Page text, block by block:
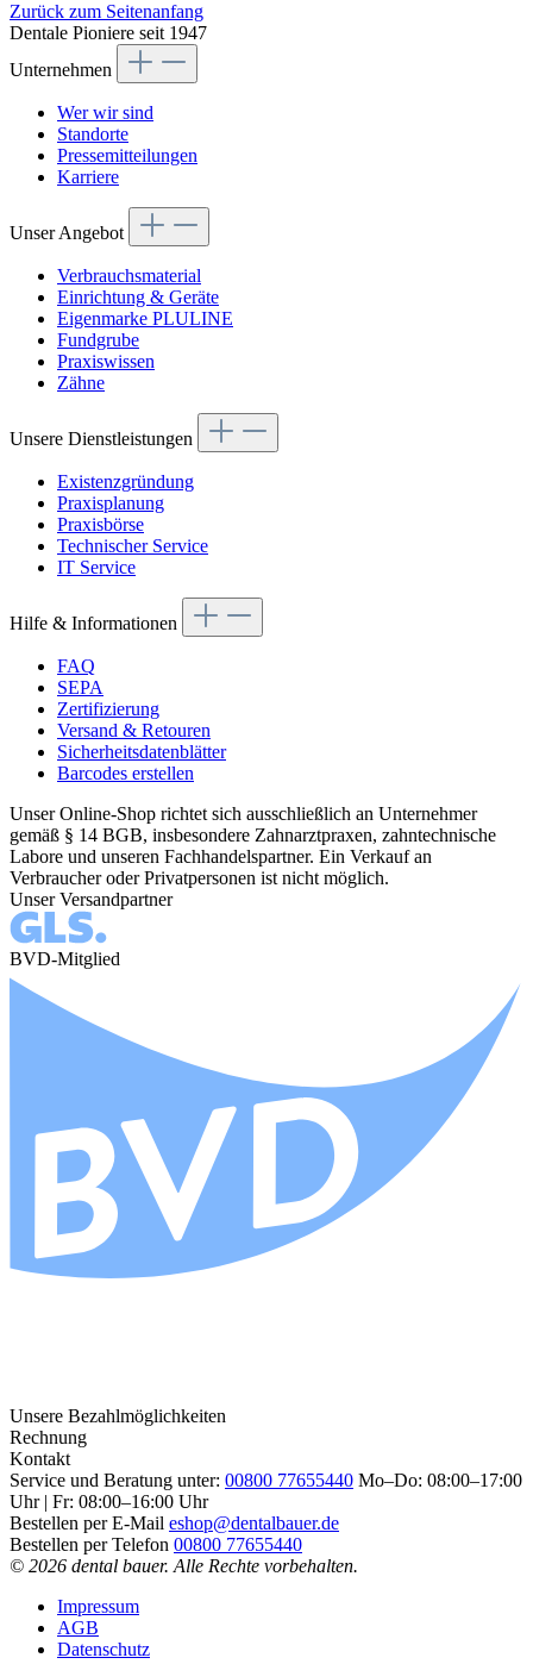
Zurück zum Seitenanfang
Dentale Pioniere seit 1947
Unternehmen
Wer wir sind
Standorte
Pressemitteilungen
Karriere
Unser Angebot
Verbrauchsmaterial
Einrichtung & Geräte
Eigenmarke PLULINE
Fundgrube
Praxiswissen
Zähne
Unsere Dienstleistungen
Existenzgründung
Praxisplanung
Praxisbörse
Technischer Service
IT Service
Hilfe & Informationen
FAQ
SEPA
Zertifizierung
Versand & Retouren
Sicherheitsdatenblätter
Barcodes erstellen
Unser Online-Shop richtet sich ausschließlich an Unternehmer
gemäß § 14 BGB, insbesondere Zahnarztpraxen, zahntechnische
Labore und unseren Fachhandelspartner. Ein Verkauf an
Verbraucher oder Privatpersonen ist nicht möglich.
Unser Versandpartner
BVD-Mitglied
Unsere Bezahlmöglichkeiten
Rechnung
Kontakt
Service und Beratung unter: 00800 77655440 Mo–Do: 08:00–17:00
Uhr | Fr: 08:00–16:00 Uhr
Bestellen per E-Mail eshop@dentalbauer.de
Bestellen per Telefon 00800 77655440
© 2026 dental bauer. Alle Rechte vorbehalten.
Impressum
AGB
Datenschutz